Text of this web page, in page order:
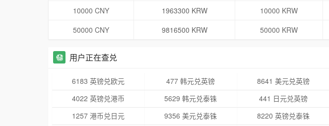
10000 CNY
1963300 KRW 10000 KRW
50000 CNY
9816500 KRW 50000 KRW
用户正在查兑
6183 英镑兑欧元 477 韩元兑英镑 8641 美元兑英镑
4022 英镑兑港币
5629 韩元兑泰铢 441 日元兑英镑
1257 港币兑日元
9356 美元兑泰铢 8220 英镑兑泰铢